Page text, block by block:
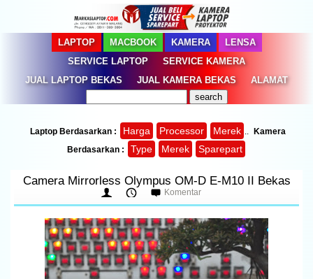
LAPTOP MACBOOK KAMERA
LENSA
SERVICE LAPTOP
SERVICE KAMERA
JUAL LAPTOP BEKAS
JUAL KAMERA BEKAS ALAMAT
Laptop Berdasarkan : Harga Processor Merek
Kamera
Berdasarkan :
Type Merek Sparepart
Camera Mirrorless Olympus OM-D E-M10 II Bekas
Komentar